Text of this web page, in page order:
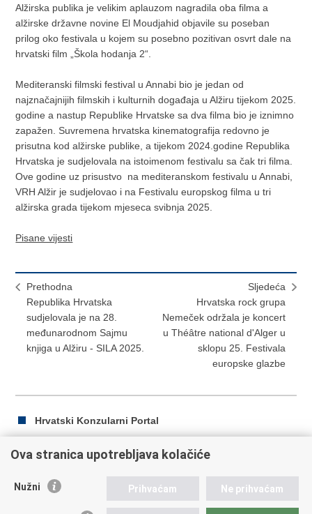
Alžirska publika je velikim aplauzom nagradila oba filma a
alžirske državne novine El Moudjahid objavile su poseban
prilog oko festivala u kojem su posebno pozitivan osvrt dale na
hrvatski film „Škola hodanja 2“.
Mediteranski filmski festival u Annabi bio je jedan od
najznačajnijih filmskih i kulturnih događaja u Alžiru tijekom 2025.
godine a nastup Republike Hrvatske sa dva filma bio je iznimno
zapažen. Suvremena hrvatska kinematografija redovno je
prisutna kod alžirske publike, a tijekom 2024.godine Republika
Hrvatska je sudjelovala na istoimenom festivalu sa čak tri filma.
Ove godine uz prisustvo na mediteranskom festivalu u Annabi,
VRH Alžir je sudjelovao i na Festivalu europskog filma u tri
alžirska grada tijekom mjeseca svibnja 2025.
Pisane vijesti
Prethodna
Republika Hrvatska
sudjelovala je na 28.
međunarodnom Sajmu
knjiga u Alžiru - SILA 2025.
Sljedeća
Hrvatska rock grupa
Nemeček održala je koncert
u Théâtre national d'Alger u
sklopu 25. Festivala
europske glazbe
Hrvatski Konzularni Portal
Ispiši
Podijeli
Ova stranica upotrebljava kolačiće
Nužni Prihvaćam Ne prihvaćam